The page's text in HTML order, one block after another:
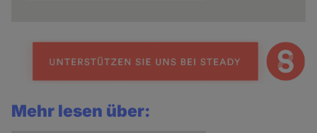
Mehr lesen über: